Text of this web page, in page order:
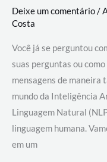
Deixe um comentário/
Costa
Você já se perguntou
suas perguntas ou
mensagens de
mundo da Inteligência
Linguagem Natural
linguagem humana.
em um